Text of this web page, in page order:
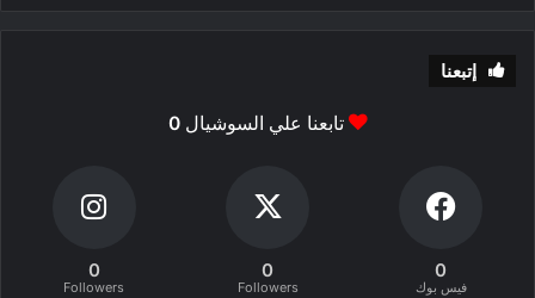
إتبعنا
تابعنا علي السوشيال0
0
فيس بوك
0
Followers
0
Followers